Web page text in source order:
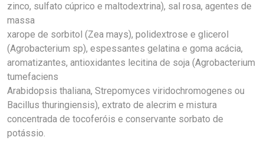
zinco, sulfato cúprico e maltodextrina), sal rosa, agentes de
massa
xarope de sorbitol (Zea mays), polidextrose e glicerol
(Agrobacterium sp), espessantes gelatina e goma acácia,
aromatizantes, antioxidantes lecitina de soja (Agrobacterium
tumefaciens
Arabidopsis thaliana, Strepomyces viridochromogenes ou
Bacillus thuringiensis), extrato de alecrim e mistura
concentrada de tocoferóis e conservante sorbato de
potássio.